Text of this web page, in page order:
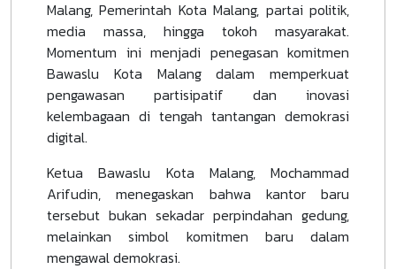
Malang, Pemerintah Kota Malang, partai politik,
media massa, hingga tokoh masyarakat.
Momentum ini menjadi penegasan komitmen
Bawaslu Kota Malang dalam memperkuat
pengawasan partisipatif dan inovasi
kelembagaan di tengah tantangan demokrasi
digital.
Ketua Bawaslu Kota Malang, Mochammad
Arifudin, menegaskan bahwa kantor baru
tersebut bukan sekadar perpindahan gedung,
melainkan simbol komitmen baru dalam
mengawal demokrasi.